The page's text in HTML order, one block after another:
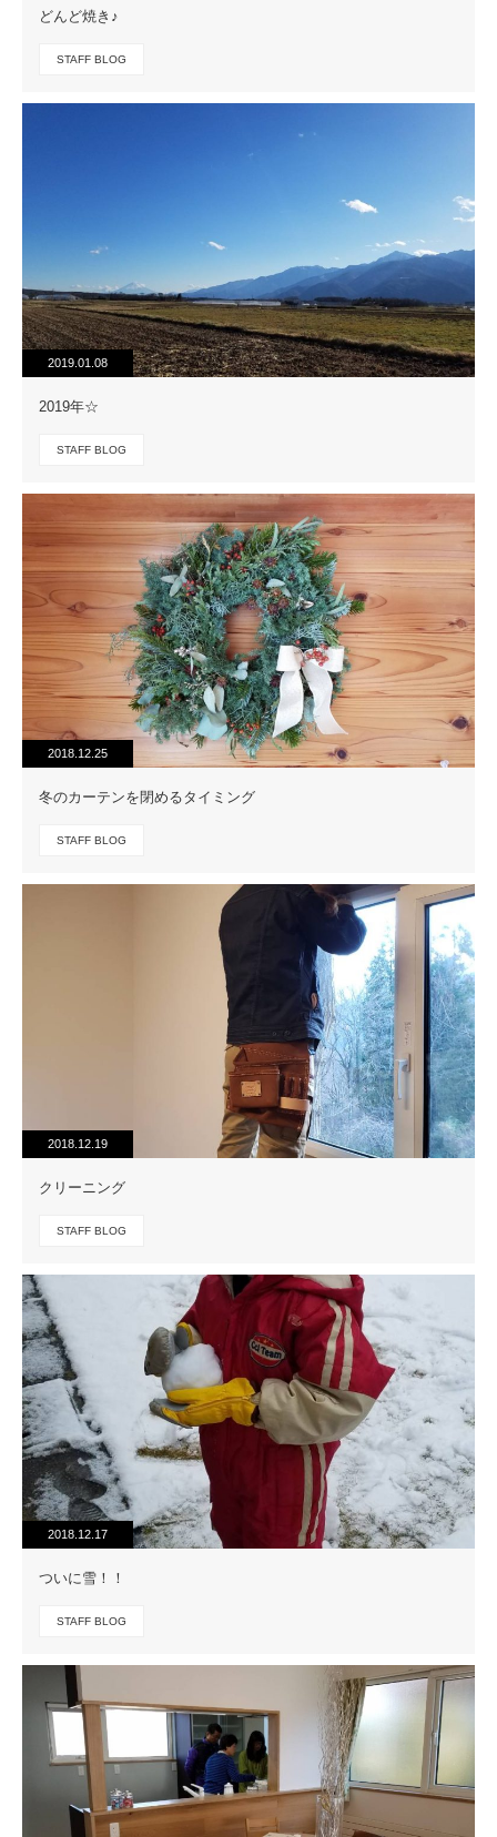
どんど焼き♪
STAFF BLOG
2019.01.08
2019年☆
STAFF BLOG
2018.12.25
冬のカーテンを閉めるタイミング
STAFF BLOG
2018.12.19
クリーニング
STAFF BLOG
2018.12.17
ついに雪！！
STAFF BLOG